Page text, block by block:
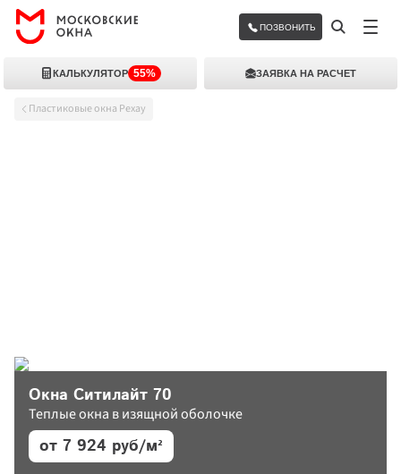
ПОЗВОНИТЬ
КАЛЬКУЛЯТОР 55% ЗАЯВКА НА РАСЧЕТ
Пластиковые окна Рехау
Окна Ситилайт 70
Теплые окна в изящной оболочке
от 7 924 руб/м²